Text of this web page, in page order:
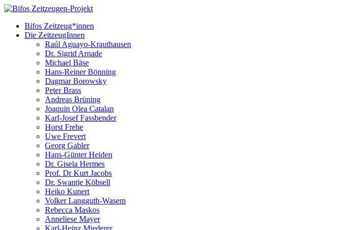
Bifos Zeitzeug*innen
Die ZeitzeugInnen
Raúl Aguayo-Krauthausen
Dr. Sigrid Arnade
Michael Bäse
Hans-Reiner Bönning
Dagmar Borowsky
Peter Brass
Andreas Brüning
Joaquin Olea Catalan
Karl-Josef Fassbender
Horst Frehe
Uwe Frevert
Georg Gabler
Hans-Günter Heiden
Dr. Gisela Hermes
Prof. Dr Kurt Jacobs
Dr. Swantje Köbsell
Heiko Kunert
Volker Langguth-Wasem
Rebecca Maskos
Anneliese Mayer
Karl-Heinz Miederer